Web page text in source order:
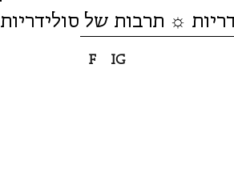
F IG
☼ תרבות של סולידריות